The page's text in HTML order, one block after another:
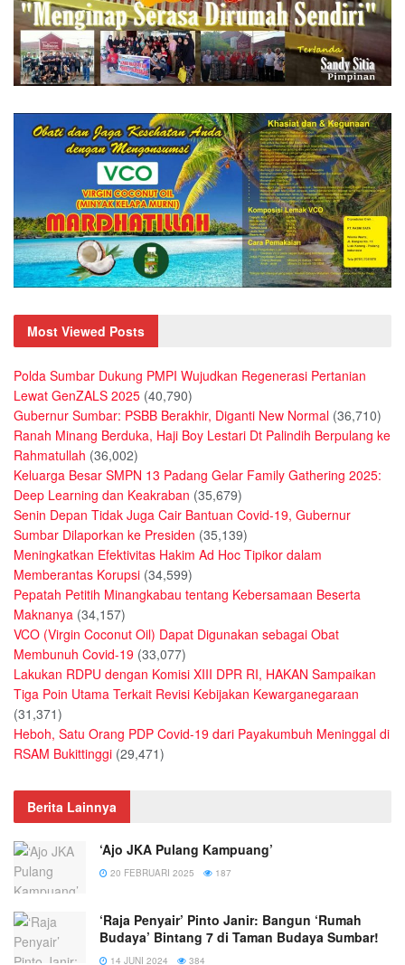
Most Viewed Posts
Polda Sumbar Dukung PMPI Wujudkan Regenerasi Pertanian
Lewat GenZALS 2025 (40,790)
Gubernur Sumbar: PSBB Berakhir, Diganti New Normal (36,710)
Ranah Minang Berduka, Haji Boy Lestari Dt Palindih Berpulang ke
Rahmatullah (36,002)
Keluarga Besar SMPN 13 Padang Gelar Family Gathering 2025:
Deep Learning dan Keakraban (35,679)
Senin Depan Tidak Juga Cair Bantuan Covid-19, Gubernur
Sumbar Dilaporkan ke Presiden (35,139)
Meningkatkan Efektivitas Hakim Ad Hoc Tipikor dalam
Memberantas Korupsi (34,599)
Pepatah Petitih Minangkabau tentang Kebersamaan Beserta
Maknanya (34,157)
VCO (Virgin Coconut Oil) Dapat Digunakan sebagai Obat
Membunuh Covid-19 (33,077)
Lakukan RDPU dengan Komisi XIII DPR RI, HAKAN Sampaikan
Tiga Poin Utama Terkait Revisi Kebijakan Kewarganegaraan
(31,371)
Heboh, Satu Orang PDP Covid-19 dari Payakumbuh Meninggal di
RSAM Bukittinggi (29,471)
Berita Lainnya
‘Ajo JKA Pulang Kampuang’
20 FEBRUARI 2025 187
‘Raja Penyair’ Pinto Janir: Bangun ‘Rumah
Budaya’ Bintang 7 di Taman Budaya Sumbar!
14 JUNI 2024 384